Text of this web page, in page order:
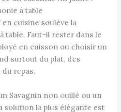
à table
cuisine soulève la
table. Faut-il rester dans le
en cuisson ou choisir un
surtout du plat, des
repas.
Savagnin non ouillé ou un
solution la plus élégante est